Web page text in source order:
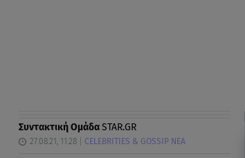
Συντακτική ΟμάδαSTAR.GR
27.08.21, 11:28 CELEBRITIES & GOSSIP ΝΕΑ